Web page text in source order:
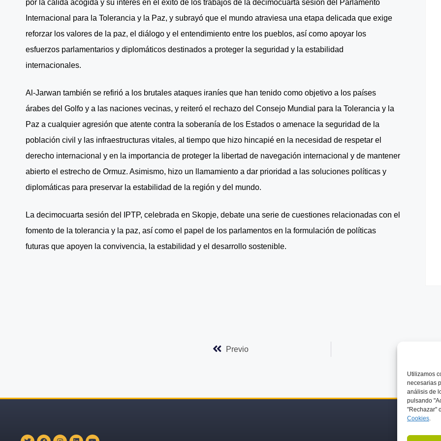
Utilizamos
necesarias
análisis de
pulsando
"Rechazar"
Cookies.
por la cálida acogida y su interés en el éxito de los trabajos de la decimocuarta sesión del Parlamento
Internacional para la Tolerancia y la Paz, y subrayó que el mundo atraviesa una etapa delicada que exige
reforzar los valores de la paz, el diálogo y el entendimiento entre los pueblos, así como apoyar los
esfuerzos parlamentarios y diplomáticos destinados a proteger la seguridad y la estabilidad
internacionales.
Al-Jarwan también se refirió a los brutales ataques iraníes que han tenido como objetivo a los países
árabes del Golfo y a las naciones vecinas, y reiteró el rechazo del Consejo Mundial para la Tolerancia y la
Paz a cualquier agresión que atente contra la soberanía de los Estados o amenace la seguridad de la
población civil y las infraestructuras vitales, al tiempo que hizo hincapié en la necesidad de respetar el
derecho internacional y en la importancia de proteger la libertad de navegación internacional y de mantener
abierto el estrecho de Ormuz. Asimismo, hizo un llamamiento a dar prioridad a las soluciones políticas y
diplomáticas para preservar la estabilidad de la región y del mundo.
La decimocuarta sesión del IPTP, celebrada en Skopje, debate una serie de cuestiones relacionadas con el
fomento de la tolerancia y la paz, así como el papel de los parlamentos en la formulación de políticas
futuras que apoyen la convivencia, la estabilidad y el desarrollo sostenible.
Previo
EN LA PRENSA